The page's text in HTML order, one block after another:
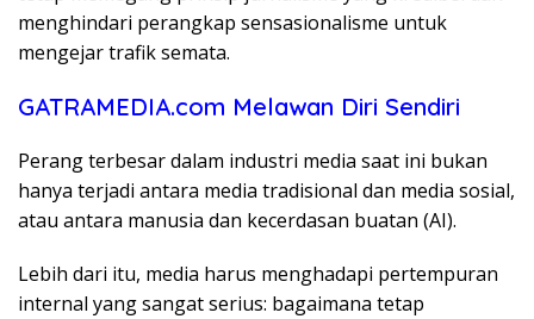
menghindari perangkap sensasionalisme untuk
mengejar trafik semata.
GATRAMEDIA.com Melawan Diri Sendiri
Perang terbesar dalam industri media saat ini bukan
hanya terjadi antara media tradisional dan media sosial,
atau antara manusia dan kecerdasan buatan (AI).
Lebih dari itu, media harus menghadapi pertempuran
internal yang sangat serius: bagaimana tetap